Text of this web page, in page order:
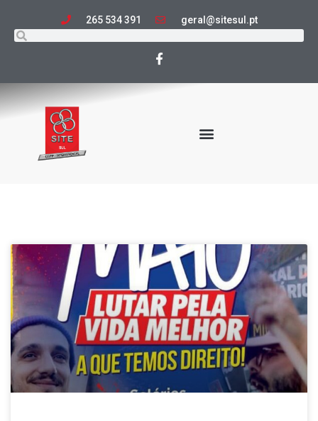
265 534 391 geral@sitesul.pt